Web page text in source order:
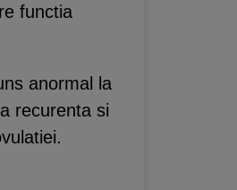
functia
anormal la
recurenta si